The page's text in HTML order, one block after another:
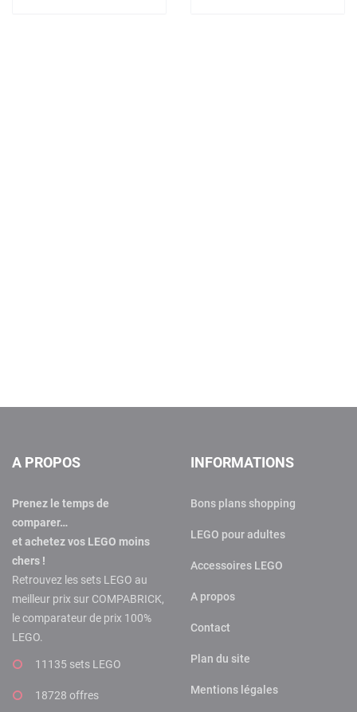
A PROPOS
Prenez le temps de
comparer…
et achetez vos LEGO moins
chers !
Retrouvez les sets LEGO au
meilleur prix sur COMPABRICK,
le comparateur de prix 100%
LEGO.
11135 sets LEGO
18728 offres
INFORMATIONS
Bons plans shopping
LEGO pour adultes
Accessoires LEGO
A propos
Contact
Plan du site
Mentions légales